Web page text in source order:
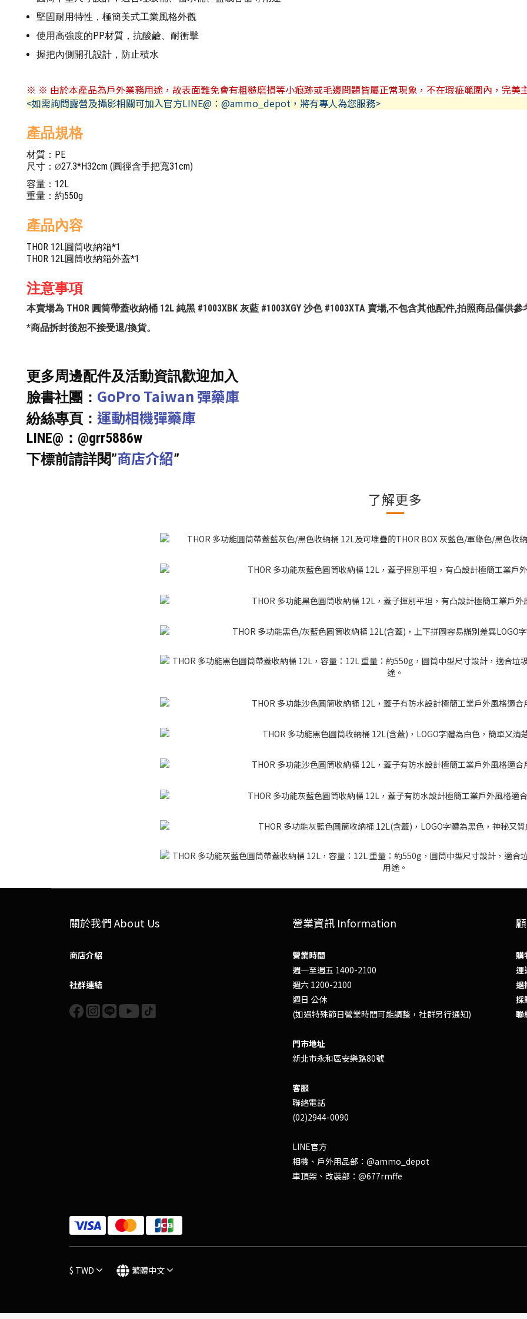
堅固耐用特性，極簡美式工業風格外觀
使用高強度的PP材質，抗酸鹼、耐衝擊
握把內側開孔設計，防止積水
※ ※ 由於本產品為戶外業務用途，故表面難免會有粗糙磨損等小痕跡或毛邊問題皆屬正常現象，不在瑕疵範圍內，完美
<如需詢問露營及攝影相關可加入官方LINE@：@ammo_depot，將有專人為您服務>
產品規格
材質：PE
尺寸： Ø27.3*H32cm (圓徑含手把寬31cm)
容量：12L
重量：約550g
產品內容
THOR 12L圓筒收納箱*1
THOR 12L圓筒收納箱外蓋*1
注意事項
本賣場為 THOR 圓筒帶蓋收納桶 12L 純黑 #1003XBK 灰藍 #1003XGY 沙色 #1003XTA 賣場,不包含其他配件,拍照商品僅供參
*商品拆封後恕不接受退/換貨。
更多周邊配件及活動資訊歡迎加入
臉書社團： GoPro Taiwan 彈藥庫
紛絲專頁： 運動相機彈藥庫
LINE@：@grr5886w
下標前請詳閱”商店介紹”
了解更多
關於我們 About Us
商店介紹
社群連結
營業資訊 Information
營業時間
週一至週五 1400-2100
週六 1200-2100
週日 公休
(如遇特殊節日營業時間可能調整，社群另行通知)
門市地址
新北市永和區安樂路80號
客服
聯絡電話
(02)2944-0090
LINE官方
相機、戶外用品部：@ammo_depot
車頂架、改裝部：@677rmffe
採
聯
$ TWD 繁體中文